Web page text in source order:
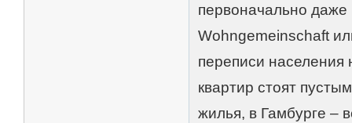
первоначально даже
Wohngemeinschaft
переписи населения
квартир стоят
жилья, в Гамбурге –